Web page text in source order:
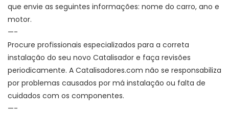
que envie as seguintes informações: nome do carro, ano e
motor.
—-
Procure profissionais especializados para a correta
instalação do seu novo Catalisador e faça revisões
periodicamente. A Catalisadores.com não se responsabiliza
por problemas causados por má instalação ou falta de
cuidados com os componentes.
—-